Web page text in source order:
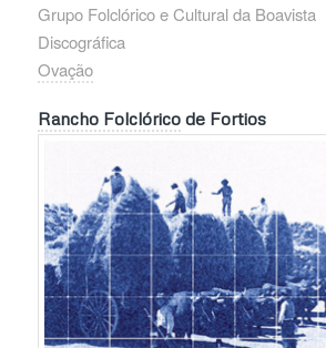
Grupo Folclórico e Cultural da Boavista
Discográfica
Ovação
Rancho Folclóricode Fortios